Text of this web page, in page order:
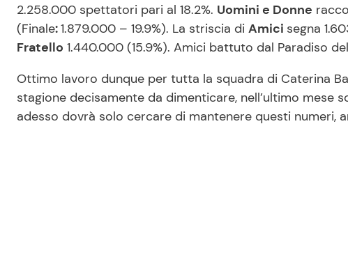
2.258.000 spettatori pari al 18.2%. Uomini e Donne
(Finale:1.879.000 – 19.9%). La striscia di Amici segna
Fratello 1.440.000 (15.9%). Amici battuto dal Paradiso
Ottimo lavoro dunque per tutta la squadra di Caterina
stagione decisamente da dimenticare, nell’ultimo mese
adesso dovrà solo cercare di mantenere questi numeri,